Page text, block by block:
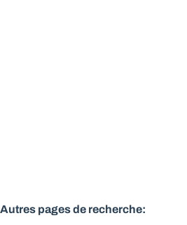
Autres pages de recherche: